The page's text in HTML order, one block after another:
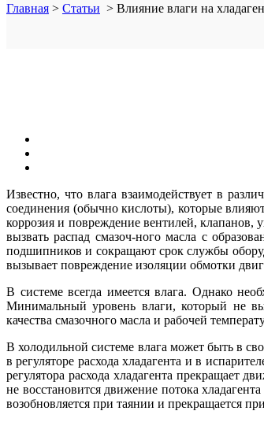
Главная > Статьи > Влияние влаги на
Известно, что влага взаимодействует в
соединения (обычно кислоты), которые
коррозия и повреждение вентилей,
вызвать распад смазоч-ного масла с
подшипников и сокращают срок службы
вызывает повреждение изоляции обмотки
В системе всегда имеется влага. Однако
Минимальный уровень влаги, который не
качества смазочного масла и рабочей
В холодильной системе влага может быть в
в регуляторе расхода хладагента и в
регулятора расхода хладагента прекращает
не восстановится движение потока
возобновляется при таянии и прекращается